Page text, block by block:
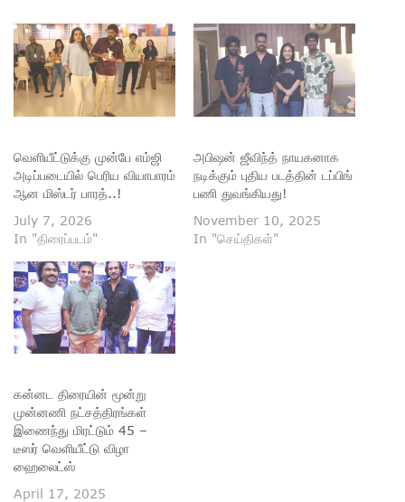
வெளியீட்டுக்கு முன்பே எம்ஜி
அடிப்படையில் பெரிய வியாபாரம்
ஆன மிஸ்டர் பாரத்..!
July 7, 2026
In "திரைப்படம்"
அபிஷன் ஜீவிந்த் நாயகனாக
நடிக்கும் புதிய படத்தின் டப்பிங்
பணி துவங்கியது!
November 10, 2025
In "செய்திகள்"
கன்னட திரையின் மூன்று
முன்னணி நட்சத்திரங்கள்
இணைந்து மிரட்டும் 45 –
டீஸர் வெளியீட்டு விழா
ஹைலைட்ஸ்
April 17, 2025